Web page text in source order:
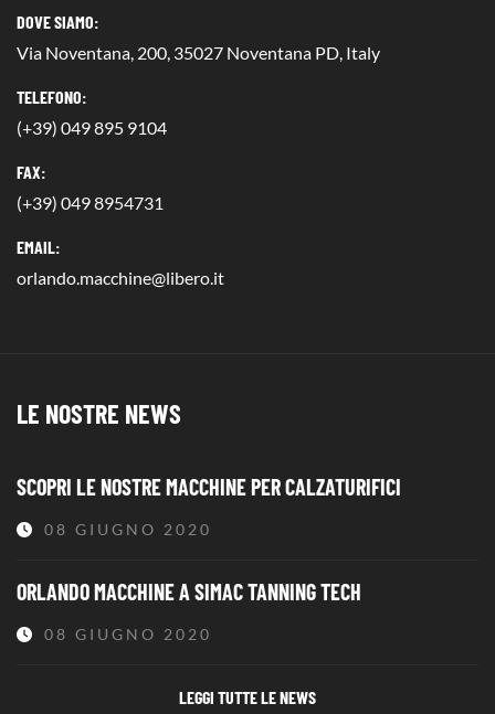
DOVE SIAMO:
Via Noventana, 200, 35027 Noventana PD, Italy
TELEFONO:
(+39) 049 895 9104
FAX:
(+39) 049 8954731
EMAIL:
orlando.macchine@libero.it
LE NOSTRE NEWS
SCOPRI LE NOSTRE MACCHINE PER CALZATURIFICI
08 GIUGNO 2020
ORLANDO MACCHINE A SIMAC TANNING TECH
08 GIUGNO 2020
LEGGI TUTTE LE NEWS